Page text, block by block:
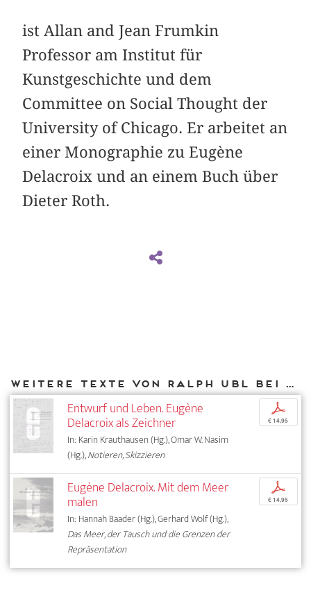
ist Allan and Jean Frumkin
Professor am Institut für
Kunstgeschichte und dem
Committee on Social Thought der
University of Chicago. Er arbeitet an
einer Monographie zu Eugène
Delacroix und an einem Buch über
Dieter Roth.
Weitere Texte von Ralph Ubl bei DIAPHANES
Entwurf und Leben. Eugène
Delacroix als Zeichner
In: Karin Krauthausen (Hg.), Omar W. Nasim
(Hg.),Notieren, Skizzieren
p
€ 14,95
Eugène Delacroix. Mit dem Meer
malen
In: Hannah Baader (Hg.), Gerhard Wolf (Hg.),
Das Meer, der Tausch und die Grenzen der
Repräsentation
p
€ 14,95